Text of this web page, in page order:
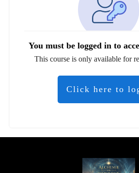
You must be logged in to
This course is only available for
Click here to